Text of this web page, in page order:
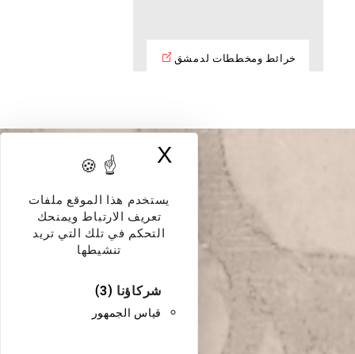
يستخدم هذا الموقع ملفات
تعريف الارتباط ويمنحك
التحكم في تلك التي تريد
تنشيطها
شركاؤنا (3)
قياس الجمهور
Xإخفاء لافتة
خرائط ومخططات لدمشق